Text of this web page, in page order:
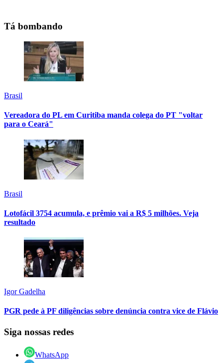
Tá bombando
Brasil
Vereadora do PL em Curitiba manda colega do PT "voltar
para o Ceará"
Brasil
Lotofácil 3754 acumula, e prêmio vai a R$ 5 milhões. Veja
resultado
Igor Gadelha
PGR pede à PF diligências sobre denúncia contra vice de Flávio
Siga nossas redes
WhatsApp